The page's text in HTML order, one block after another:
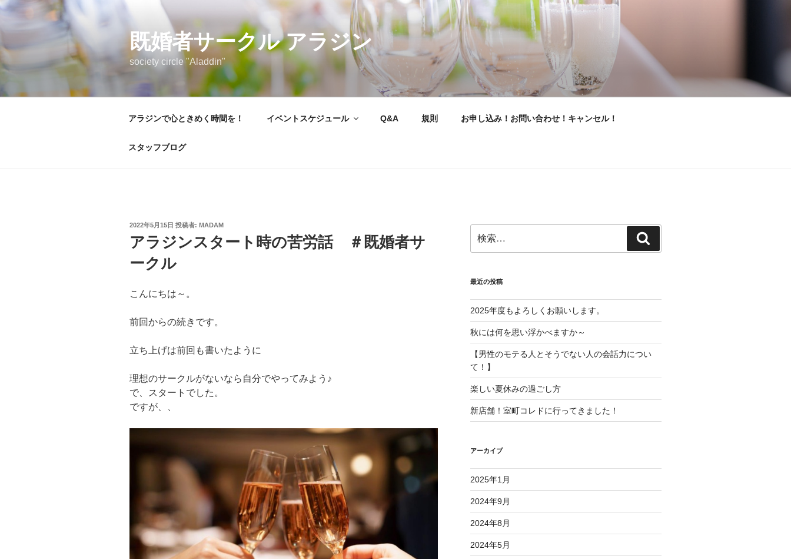
コ
テ
ン
ツ
ス
既婚者サークル アラジン
society circle "Aladdin"
アラジンで心ときめく時間を！ イベントスケジュール Q&A 規則 お申し込み！お問い合わせ！キャンセル！
スタッフブログ
投
日:
2022年5月15日 投稿者: MADAM
アラジンスタート時の苦労話 ＃既婚者サ
ークル
こんにちは～。
前回からの続きです。
立ち上げは前回も書いたように
理想のサークルがないなら自分でやってみよう♪
で、スタートでした。
ですが、、
索:
索
最近の投稿
2025年度もよろしくお願いします。
秋には何を思い浮かべますか～
【男性のモテる人とそうでない人の会話力につい
て！】
楽しい夏休みの過ごし方
新店舗！室町コレドに行ってきました！
アーカイブ
2025年1月
2024年9月
2024年8月
2024年5月